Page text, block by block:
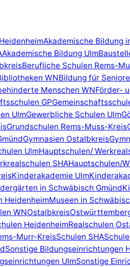
Akademische Bildung
Akademische Bildung Ulm
Berufliche Schulen Rems-
WNBildung für
Menschen WNFörder-
GP
UlmGewerbliche Schulen Ulm
Grundschulen Rems-Muss-Kreis
Gymnasien Ostalbkreis
UlmHauptschulen/
SHAHauptschulen/
Kinderakademie Ulm
in Schwäbisch Gmünd
HeidenheimMuseen in
WNOstalbkreis
HeidenheimRealschulen
Murr-KreisSchulen SHA
Sonstige Bildungseinrichtungen
UlmSonstige